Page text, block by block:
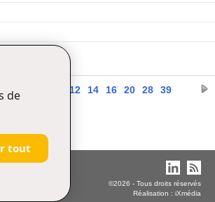
8 12 14 16 20 28 39
©2026 - Tous droits réservés
Réalisation : iXmédia
de
tout